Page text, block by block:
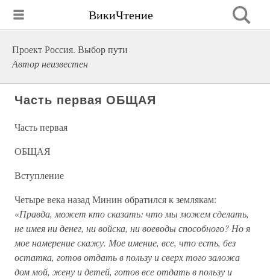
ВикиЧтение
Проект Россия. Выбор пути
Автор неизвестен
Часть первая ОБЩАЯ
Часть первая
ОБЩАЯ
Вступление
Четыре века назад Минин обратился к землякам:
«Правда, может кто сказать: что мы можем сделать,
не имея ни денег, ни войска, ни воеводы способного? Но я
мое намерение скажу. Мое имение, все, что есть, без
остатка, готов отдать в пользу и сверх того заложа
дом мой, жену и детей, готов все отдать в пользу и